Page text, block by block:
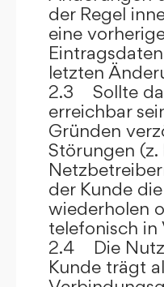
der Regel
eine
letzten
2.3 Sollte
erreichbar
Gründen
Störungen
der Kunde
wiederholen
telefonisch in
2.4 Die
Kunde trägt